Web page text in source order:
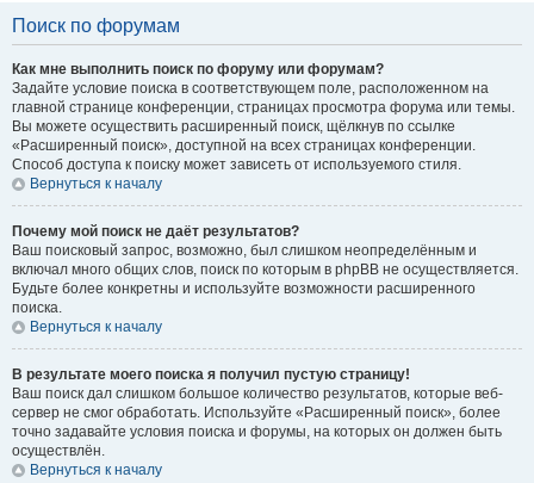
Поиск по форумам
Как мне выполнить поиск по форуму или форумам?
Задайте условие поиска в соответствующем поле, расположенном на
главной странице конференции, страницах просмотра форума или темы.
Вы можете осуществить расширенный поиск, щёлкнув по ссылке
«Расширенный поиск», доступной на всех страницах конференции.
Способ доступа к поиску может зависеть от используемого стиля.
Вернуться к началу
Почему мой поиск не даёт результатов?
Ваш поисковый запрос, возможно, был слишком неопределённым и
включал много общих слов, поиск по которым в phpBB не осуществляется.
Будьте более конкретны и используйте возможности расширенного
поиска.
Вернуться к началу
В результате моего поиска я получил пустую страницу!
Ваш поиск дал слишком большое количество результатов, которые веб-
сервер не смог обработать. Используйте «Расширенный поиск», более
точно задавайте условия поиска и форумы, на которых он должен быть
осуществлён.
Вернуться к началу